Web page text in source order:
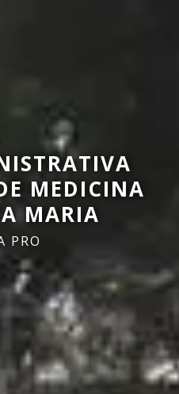
MEDICINA
MARIA
PRO